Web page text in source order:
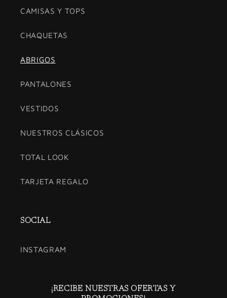
CAMISAS Y TOPS
CHAQUETAS
ABRIGOS
PANTALONES
VESTIDOS
NUESTROS CLÁSICOS
TOTAL LOOK
TARJETA REGALO
SOCIAL
INSTAGRAM
¡RECIBE NUESTRAS OFERTAS Y